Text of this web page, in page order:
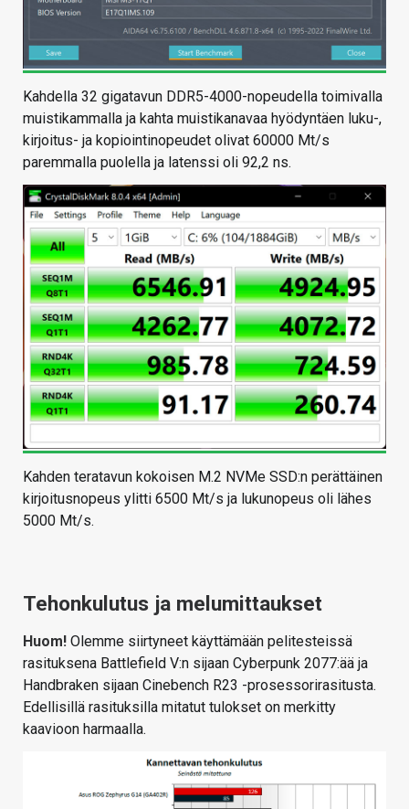
Kahdella 32 gigatavun DDR5-4000-nopeudella toimivalla
muistikammalla ja kahta muistikanavaa hyödyntäen luku-,
kirjoitus- ja kopiointinopeudet olivat 60000 Mt/s
paremmalla puolella ja latenssi oli 92,2 ns.
Kahden teratavun kokoisen M.2 NVMe SSD:n perättäinen
kirjoitusnopeus ylitti 6500 Mt/s ja lukunopeus oli lähes
5000 Mt/s.
Tehonkulutus ja melumittaukset
Huom! Olemme siirtyneet käyttämään pelitesteissä
rasituksena Battlefield V:n sijaan Cyberpunk 2077:ää ja
Handbraken sijaan Cinebench R23 -prosessorirasitusta.
Edellisillä rasituksilla mitatut tulokset on merkitty
kaavioon harmaalla.